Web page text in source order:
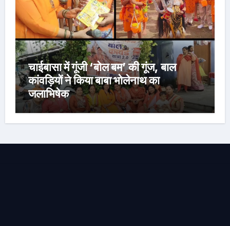
चाईबासा में गूंजी ‘बोल बम’ की गूंज, बाल
कांवड़ियों ने किया बाबा भोलेनाथ का
जलाभिषेक